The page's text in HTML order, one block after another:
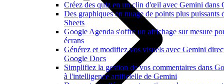
Créez des quiz en un clin d'œil avec Gemini dans
Des graphiques en nuage de points plus puissants
Sheets
Google Agenda s'offre un affichage sur mesure
écrans
Générez et modifiez vos visuels avec Gemini
Google Docs
Simplifiez la gestion de vos commentaires dans
à l'intelligence artificielle de Gemini